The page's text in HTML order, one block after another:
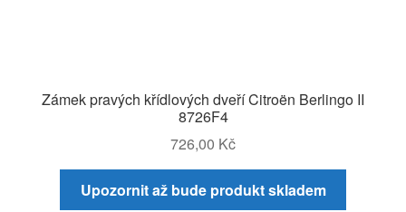
Zámek pravých křídlových dveří Citroën Berlingo II
8726F4
726,00 Kč
Upozornit až bude produkt skladem